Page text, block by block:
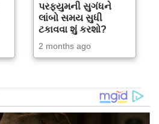
પરફ્યુમની સુગંધને
લાંબો સમય સુધી
ટકાવવા શું કરશો?
2 months ago